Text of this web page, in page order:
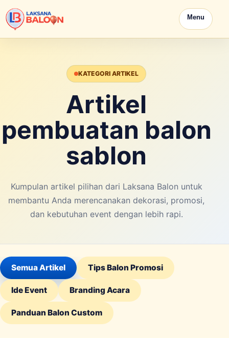
Menu
KATEGORI ARTIKEL
Artikel
pembuatan balon
sablon
Kumpulan artikel pilihan dari Laksana Balon untuk
membantu Anda merencanakan dekorasi, promosi,
dan kebutuhan event dengan lebih rapi.
Semua Artikel Tips Balon Promosi
Ide Event Branding Acara
Panduan Balon Custom